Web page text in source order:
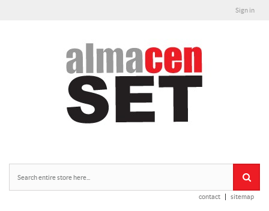
Sign in
contact sitemap